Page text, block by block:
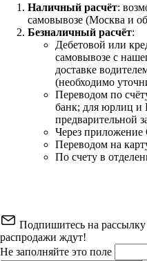
Наличный расчёт:
самовывозе (Москва и
Безналичный расчёт:
Дебетовой или
самовывозе с
доставке
(необходимо
Переводом по
банк; для юрлиц
предварительной
Через приложение
Переводом на
По счету в
Подпишитесь на
распродажи ждут!
Не заполняйте это поле